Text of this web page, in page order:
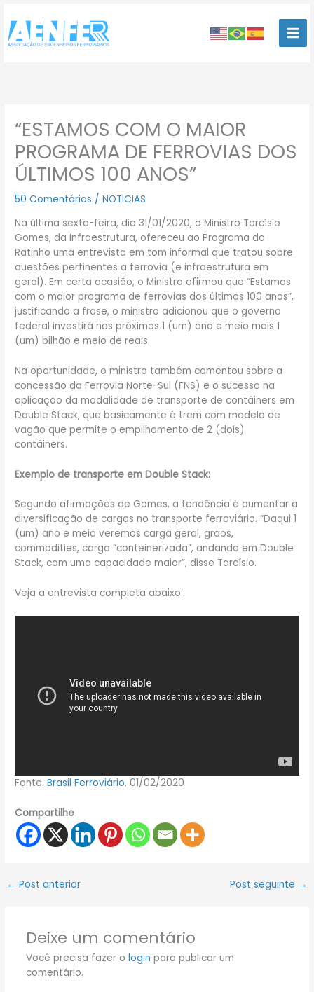
para
conteúdo
“ESTAMOS COM O MAIOR
PROGRAMA DE FERROVIAS DOS
ÚLTIMOS 100 ANOS”
50 Comentários /NOTICIAS
Na última sexta-feira, dia 31/01/2020, o Ministro Tarcísio
Gomes, da Infraestrutura, ofereceu ao Programa do
Ratinho uma entrevista em tom informal que tratou sobre
questões pertinentes a ferrovia (e infraestrutura em
geral). Em certa ocasião, o Ministro afirmou que “Estamos
com o maior programa de ferrovias dos últimos 100 anos”,
justificando a frase, o ministro adicionou que o governo
federal investirá nos próximos 1 (um) ano e meio mais 1
(um) bilhão e meio de reais.
Na oportunidade, o ministro também comentou sobre a
concessão da Ferrovia Norte-Sul (FNS) e o sucesso na
aplicação da modalidade de transporte de contâiners em
Double Stack, que basicamente é trem com modelo de
vagão que permite o empilhamento de 2 (dois)
contâiners.
Exemplo de transporte em Double Stack:
Segundo afirmações de Gomes, a tendência é aumentar a
diversificação de cargas no transporte ferroviário. “Daqui 1
(um) ano e meio veremos carga geral, grãos,
commodities, carga “conteinerizada”, andando em Double
Stack, com uma capacidade maior”, disse Tarcísio.
Veja a entrevista completa abaixo:
Fonte:Brasil Ferroviário, 01/02/2020
Compartilhe
← Post anterior Post seguinte →
Deixe um comentário
Você precisa fazer o login para publicar um
comentário.